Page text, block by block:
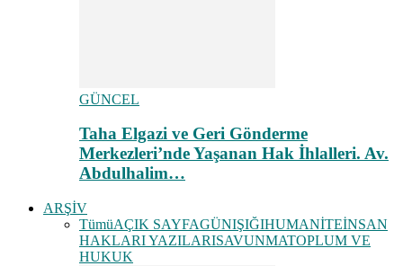
GÜNCEL
Taha Elgazi ve Geri Gönderme
Merkezleri’nde Yaşanan Hak İhlalleri. Av.
Abdulhalim…
ARŞİV
TümüAÇIK SAYFAGÜNIŞIĞIHUMANİTEİNSAN
HAKLARI YAZILARISAVUNMATOPLUM VE
HUKUK